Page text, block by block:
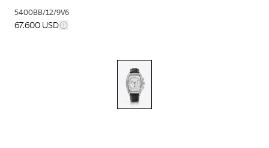
5400BB/12/9V6
67.600 USD